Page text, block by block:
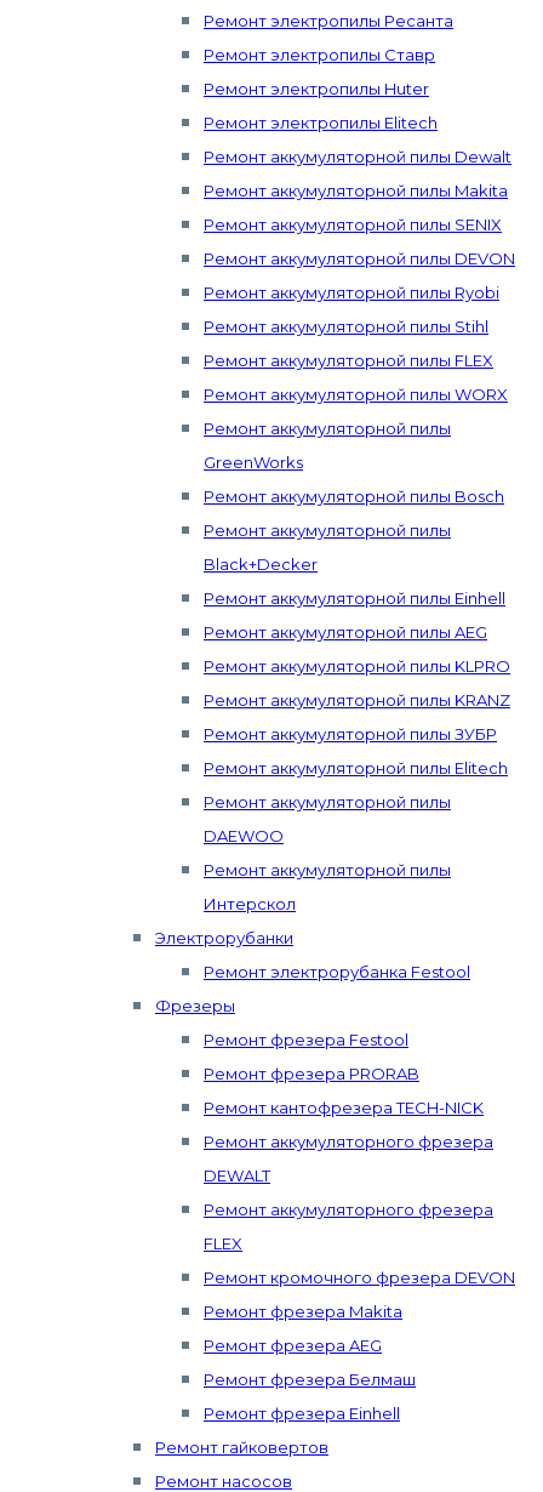
Ремонт электропилы Ресанта
Ремонт электропилы Ставр
Ремонт электропилы Huter
Ремонт электропилы Elitech
Ремонт аккумуляторной пилы Dewalt
Ремонт аккумуляторной пилы Makita
Ремонт аккумуляторной пилы SENIX
Ремонт аккумуляторной пилы DEVON
Ремонт аккумуляторной пилы Ryobi
Ремонт аккумуляторной пилы Stihl
Ремонт аккумуляторной пилы FLEX
Ремонт аккумуляторной пилы WORX
Ремонт аккумуляторной пилы
GreenWorks
Ремонт аккумуляторной пилы Bosch
Ремонт аккумуляторной пилы
Black+Decker
Ремонт аккумуляторной пилы Einhell
Ремонт аккумуляторной пилы AEG
Ремонт аккумуляторной пилы KLPRO
Ремонт аккумуляторной пилы KRANZ
Ремонт аккумуляторной пилы ЗУБР
Ремонт аккумуляторной пилы Elitech
Ремонт аккумуляторной пилы
DAEWOO
Ремонт аккумуляторной пилы
Интерскол
Электрорубанки
Ремонт электрорубанка Festool
Фрезеры
Ремонт фрезера Festool
Ремонт фрезера PRORAB
Ремонт кантофрезера TECH-NICK
Ремонт аккумуляторного фрезера
DEWALT
Ремонт аккумуляторного фрезера
FLEX
Ремонт кромочного фрезера DEVON
Ремонт фрезера Makita
Ремонт фрезера AEG
Ремонт фрезера Белмаш
Ремонт фрезера Einhell
Ремонт гайковертов
Ремонт насосов